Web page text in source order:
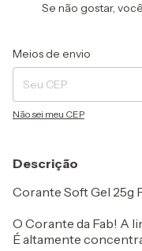
Se não gostar,
Entregas para o CEP:
Meios de envio
Não sei meu CEP
Descrição
Corante Soft Gel 25g
O Corante da Fab! A
É altamente